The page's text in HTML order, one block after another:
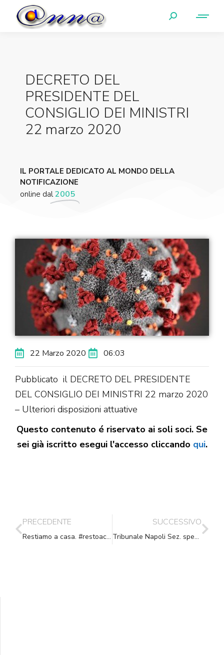
DECRETO DEL
PRESIDENTE DEL
CONSIGLIO DEI MINISTRI
22 marzo 2020
IL PORTALE DEDICATO AL MONDO DELLA
NOTIFICAZIONE
online dal2005
22 Marzo 2020 06:03
Pubblicato il DECRETO DEL PRESIDENTE
DEL CONSIGLIO DEI MINISTRI 22 marzo 2020
– Ulteriori disposizioni attuative
Questo contenuto é riservato ai soli soci. Se
sei già iscritto esegui l'accesso cliccando qui.
PRECEDENTE
Restiamo a casa. #restoacasa
SUCCESSIVO
Tribunale Napoli Sez. spec. in materia di imprese, Sent., 01-04-2020